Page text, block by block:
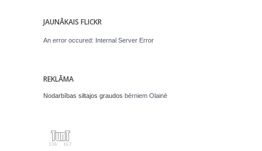
JAUNĀKAIS FLICKR
An error occured: Internal Server Error
REKLĀMA
Nodarbības siltajos graudos bērniem Olainē